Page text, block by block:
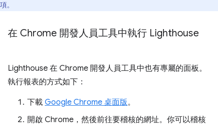
項。
在 Chrome 開發人員工具中執行 Lighthouse
Lighthouse 在 Chrome 開發人員工具中也有專屬的面板。
執行報表的方式如下：
下載 Google Chrome 桌面版。
開啟 Chrome，然後前往要稽核的網址。你可以稽核